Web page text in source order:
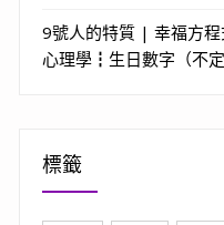
9號人的特質 | 幸福方
心理學┇生日數字（不定
標籤